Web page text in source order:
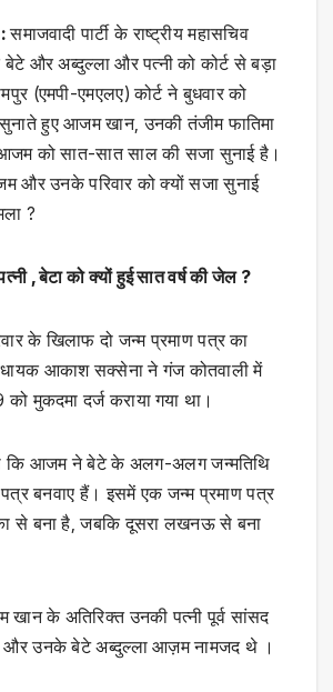
:समाजवादी पार्टी के राष्ट्रीय महासचिव
और अब्दुल्ला और पत्नी को कोर्ट से बड़ा
(एमपी-एमएलए) कोर्ट ने बुधवार को
हुए आजम खान, उनकी तंजीम फातिमा
को सात-सात साल की सजा सुनाई है।
और उनके पर‍िवार को क्‍यों सजा सुनाई
?
, बेटा को क्‍यों हुई सात वर्ष की जेल ?
के खिलाफ दो जन्म प्रमाण पत्र का
आकाश सक्सेना ने गंज कोतवाली में
मुकदमा दर्ज कराया गया था।
क‍ि आजम ने बेटे के अलग-अलग जन्मतिथि
बनवाए हैं। इसमें एक जन्म प्रमाण पत्र
से बना है, जबकि दूसरा लखनऊ से बना
के अतिरिक्त उनकी पत्नी पूर्व सांसद
और उनके बेटे अब्दुल्ला आज़म नामजद थे ।